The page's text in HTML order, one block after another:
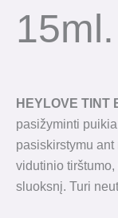
15ml.
HEYLOVE TINT
pasižyminti
pasiskirstymu
vidutinio
sluoksnį. Turi